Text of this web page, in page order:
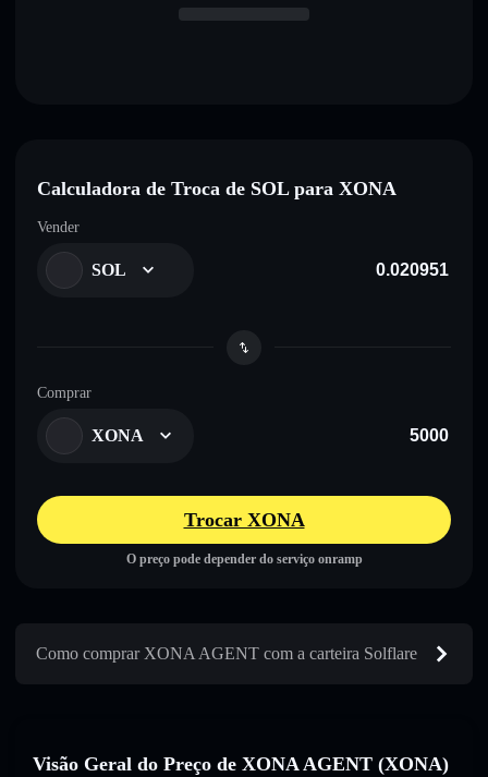
Calculadora de Troca de SOL para XONA
Vender
SOL
Comprar
XONA
Trocar XONA
O preço pode depender do serviço onramp
Como comprar XONA AGENT com a carteira Solflare
Visão Geral do Preço de XONA AGENT (XONA)